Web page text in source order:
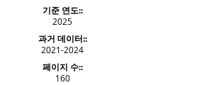
기준 연도::
2025
과거 데이터::
2021-2024
페이지 수::
160